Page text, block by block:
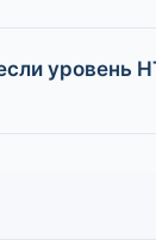
уровень